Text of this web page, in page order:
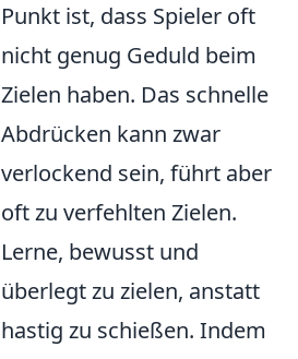
Punkt ist, dass Spieler oft
nicht genug Geduld beim
Zielen haben. Das schnelle
Abdrücken kann zwar
verlockend sein, führt aber
oft zu verfehlten Zielen.
Lerne, bewusst und
überlegt zu zielen, anstatt
hastig zu schießen. Indem